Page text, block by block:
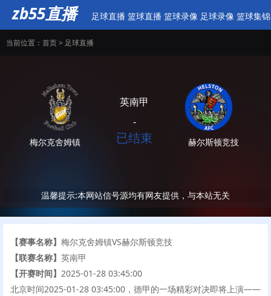
zb55直播 足球直播 篮球直播 篮球录像 足球录像 篮球集锦
当前位置： 首页> 足球直播
梅尔克舍姆镇
英南甲
-
已结束 赫尔斯顿竞技
温馨提示:本网站信号源均有网友提供，与本站无关
【赛事名称】 梅尔克舍姆镇VS赫尔斯顿竞技
【联赛名称】 英南甲
【开赛时间】 2025-01-28 03:45:00
北京时间2025-01-28 03:45:00，德甲的一场精彩对决即将上演——